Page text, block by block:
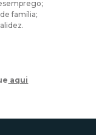
família;
aqui